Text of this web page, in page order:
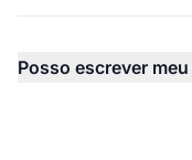
Posso escrever